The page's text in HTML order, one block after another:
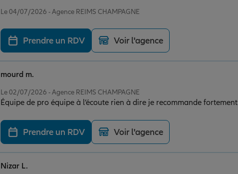
Le 04/07/2026 - Agence REIMS CHAMPAGNE
Prendre un RDV Voir l'agence
Le 02/07/2026 - Agence REIMS CHAMPAGNE
Équipe de pro équipe à l’écoute rien à dire je recommande fortement
mourd m.
Prendre un RDV Voir l'agence
Nizar L.